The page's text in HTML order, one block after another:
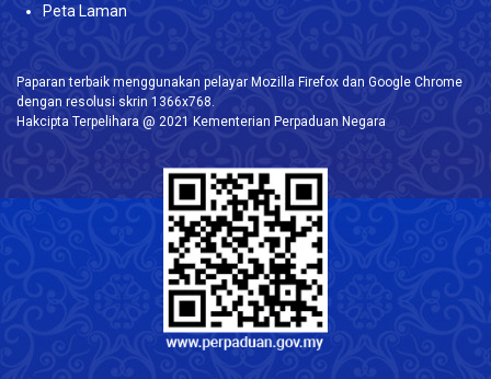
Peta Laman
Paparan terbaik menggunakan pelayar Mozilla Firefox dan Google Chrome
dengan resolusi skrin 1366x768.
Hakcipta Terpelihara @ 2021 Kementerian Perpaduan Negara